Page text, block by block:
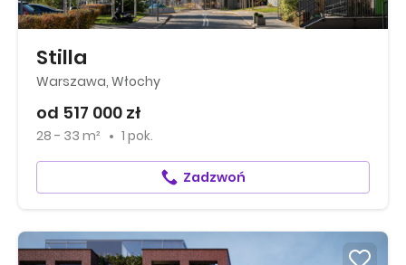
Stilla
Warszawa, Włochy
od 517 000 zł
28 - 33 m² 1 pok.
Zadzwoń